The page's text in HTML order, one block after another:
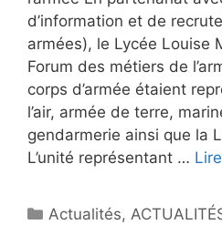
d’information et de
armées), le Lycée Louise
Forum des métiers de
corps d’armée étaient
l’air, armée de terre,
gendarmerie ainsi que la
L’unité représentant …
Catégories
Actualités,